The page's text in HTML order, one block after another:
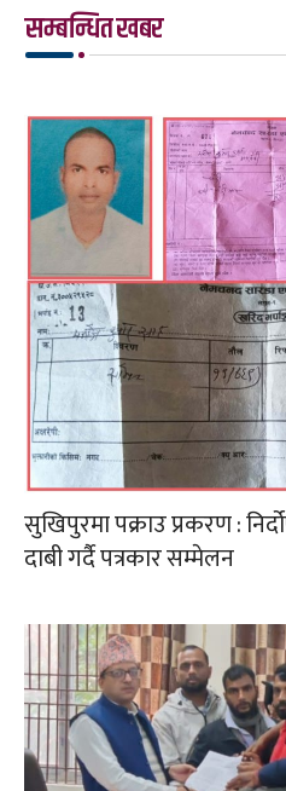
सम्बन्धित खबर
सुखिपुरमा पक्राउ प्रकरण :
दाबी गर्दै पत्रकार सम्मेलन